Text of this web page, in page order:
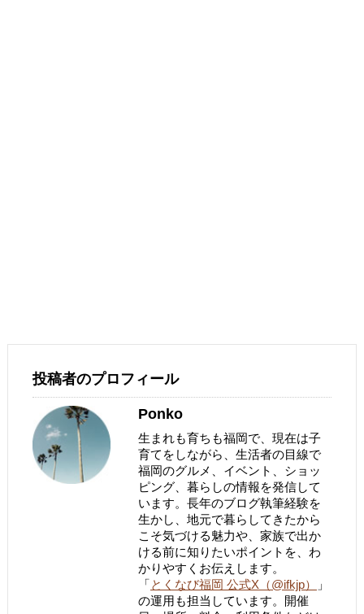
投稿者のプロフィール
Ponko
生まれも育ちも福岡で、現在は子
育てをしながら、生活者の目線で
福岡のグルメ、イベント、ショッ
ピング、暮らしの情報を発信して
います。長年のブログ執筆経験を
生かし、地元で暮らしてきたから
こそ気づける魅力や、家族で出か
ける前に知りたいポイントを、わ
かりやすくお伝えします。
「とくなび福岡 公式X（@ifkjp）
」
の運用も担当しています。開催